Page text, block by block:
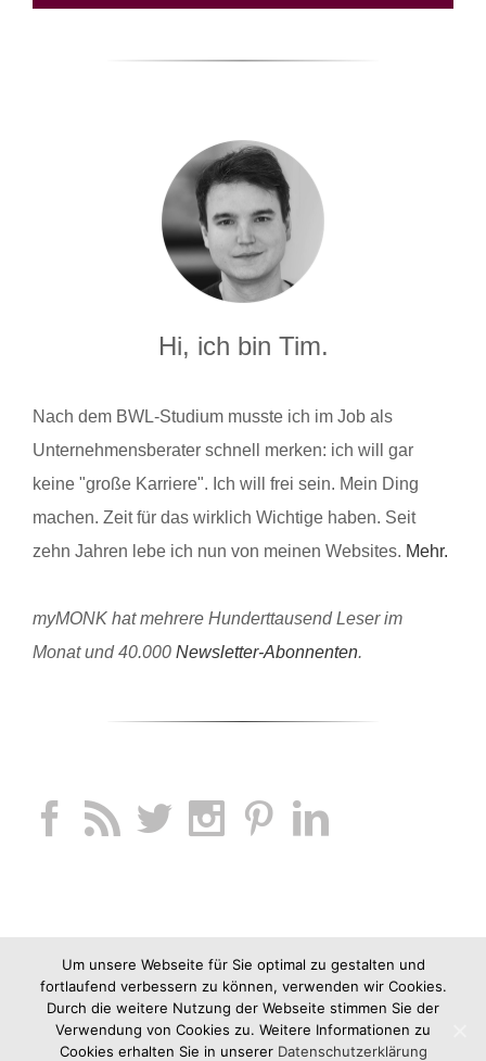
Hi, ich bin Tim.
Nach dem BWL-Studium musste ich im Job als
Unternehmensberater schnell merken: ich will gar
keine "große Karriere". Ich will frei sein. Mein Ding
machen. Zeit für das wirklich Wichtige haben. Seit
zehn Jahren lebe ich nun von meinen Websites. Mehr.
myMONK hat mehrere Hunderttausend Leser im
Monat und 40.000 Newsletter-Abonnenten.
Um unsere Webseite für Sie optimal zu gestalten und
fortlaufend verbessern zu können, verwenden wir Cookies.
Durch die weitere Nutzung der Webseite stimmen Sie der
Verwendung von Cookies zu. Weitere Informationen zu
Cookies erhalten Sie in unserer Datenschutzerklärung